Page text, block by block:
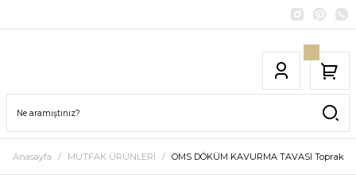
Anasayfa MUTFAK ÜRÜNLERİ OMS DÖKÜM KAVURMA TAVASI Toprak